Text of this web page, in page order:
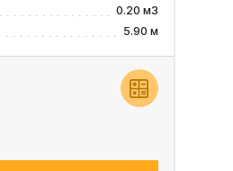
0.20 м3
5.90 м